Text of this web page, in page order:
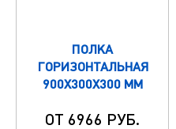
ПОЛКА
ГОРИЗОНТАЛЬНАЯ
900Х300Х300 ММ
ОТ 6966 РУБ.